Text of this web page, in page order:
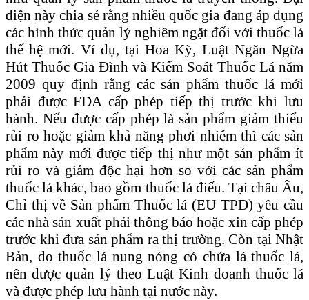
diện này chia sẻ rằng nhiều quốc gia đang áp dụng
các hình thức quản lý nghiêm ngặt đối với thuốc lá
thế hệ mới. Ví dụ, tại Hoa Kỳ, Luật Ngăn Ngừa
Hút Thuốc Gia Đình và Kiểm Soát Thuốc Lá năm
2009 quy định rằng các sản phẩm thuốc lá mới
phải được FDA cấp phép tiếp thị trước khi lưu
hành. Nếu được cấp phép là sản phẩm giảm thiểu
rủi ro hoặc giảm khả năng phơi nhiễm thì các sản
phẩm này mới được tiếp thị như một sản phẩm ít
rủi ro và giảm độc hại hơn so với các sản phẩm
thuốc lá khác, bao gồm thuốc lá điếu. Tại châu Âu,
Chỉ thị về Sản phẩm Thuốc lá (EU TPD) yêu cầu
các nhà sản xuất phải thông báo hoặc xin cấp phép
trước khi đưa sản phẩm ra thị trường. Còn tại Nhật
Bản, do thuốc lá nung nóng có chứa lá thuốc lá,
nên được quản lý theo Luật Kinh doanh thuốc lá
và được phép lưu hành tại nước này.